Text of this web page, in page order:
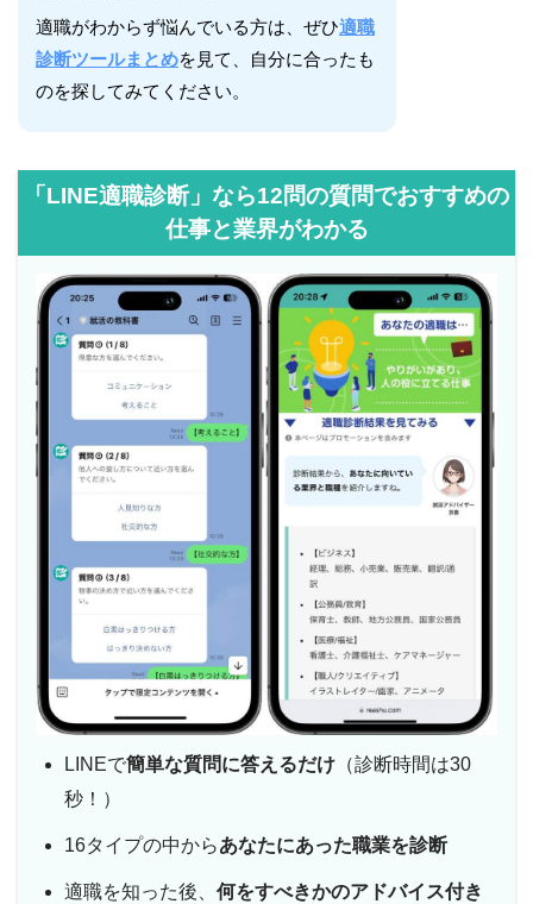
適職がわからず悩んでいる方は、ぜひ適職
診断ツールまとめを見て、自分に合ったも
のを探してみてください。
「LINE適職診断」なら12問の質問でおすすめの
仕事と業界がわかる
LINEで簡単な質問に答えるだけ （診断時間は30
秒！）
16タイプの中からあなたにあった職業を診断
適職を知った後、 何をすべきかのアドバイス付き